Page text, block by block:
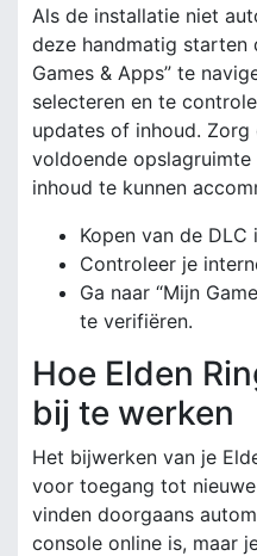
Als de installatie niet
deze handmatig starten
Games & Apps” te
selecteren en te
updates of inhoud.
voldoende
inhoud te kunnen
Kopen van de
Controleer je
Ga naar “Mijn
te verifiëren.
Hoe Elden
bij te werken
Het bijwerken van je
voor toegang tot
vinden doorgaans
console online is, maar